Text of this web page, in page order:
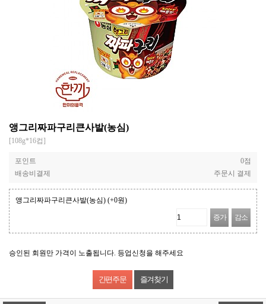
앵그리짜파구리큰사발(농심)
[108g*16컵]
포인트
0점
배송비결제
주문시 결제
앵그리짜파구리큰사발(농심) (+0원)
증가 감소
승인된 회원만 가격이 노출됩니다. 등업신청을 해주세요
즐겨찾기